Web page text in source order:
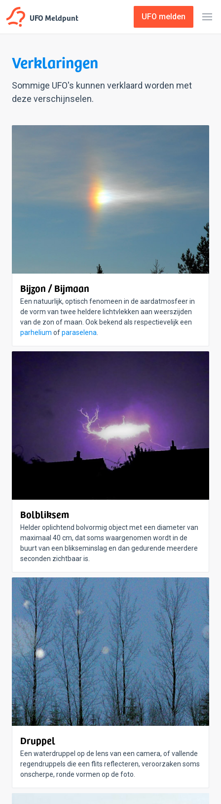
UFO Meldpunt UFO melden
Verklaringen
Sommige UFO's kunnen verklaard worden met
deze verschijnselen.
Bijzon / Bijmaan
Een natuurlijk, optisch fenomeen in de aardatmosfeer in
de vorm van twee heldere lichtvlekken aan weerszijden
van de zon of maan. Ook bekend als respectievelijk een
parhelium ofparaselena
Bolbliksem
Helder oplichtend bolvormig object met een diameter van
maximaal 40 cm, dat soms waargenomen wordt in de
buurt van een blikseminslag en dan gedurende meerdere
seconden zichtbaar is.
Druppel
Een waterdruppel op de lens van een camera, of vallende
regendruppels die een flits reflecteren, veroorzaken soms
onscherpe, ronde vormen op de foto.